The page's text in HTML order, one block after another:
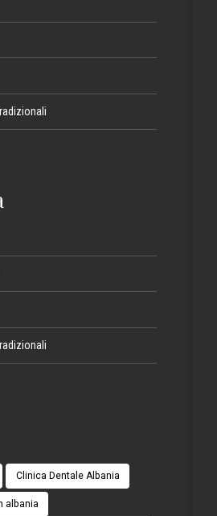
Clinica Dentale Albania
albania